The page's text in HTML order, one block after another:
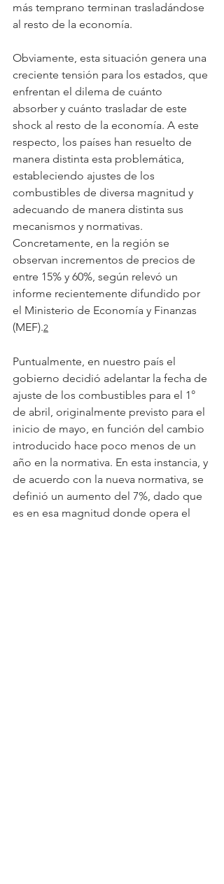
más temprano terminan trasladándose
al resto de la economía.
Obviamente, esta situación genera una
creciente tensión para los estados, que
enfrentan el dilema de cuánto
absorber y cuánto trasladar de este
shock al resto de la economía. A este
respecto, los países han resuelto de
manera distinta esta problemática,
estableciendo ajustes de los
combustibles de diversa magnitud y
adecuando de manera distinta sus
mecanismos y normativas.
Concretamente, en la región se
observan incrementos de precios de
entre 15% y 60%, según relevó un
informe recientemente difundido por
el Ministerio de Economía y Finanzas
(MEF).2
Puntualmente, en nuestro país el
gobierno decidió adelantar la fecha de
ajuste de los combustibles para el 1°
de abril, originalmente previsto para el
inicio de mayo, en función del cambio
introducido hace poco menos de un
año en la normativa. En esta instancia, y
de acuerdo con la nueva normativa, se
definió un aumento del 7%, dado que
es en esa magnitud donde opera el